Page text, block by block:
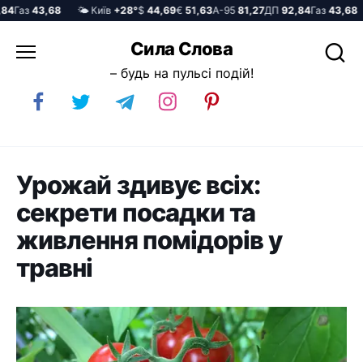
43,68 🌤️ Київ+28°$44,69€51,63А-9581,27ДП92,84Газ43,68
до
Сила Слова
– будь на пульсі подій!
Урожай здивує всіх:
секрети посадки та
живлення помідорів у
травні